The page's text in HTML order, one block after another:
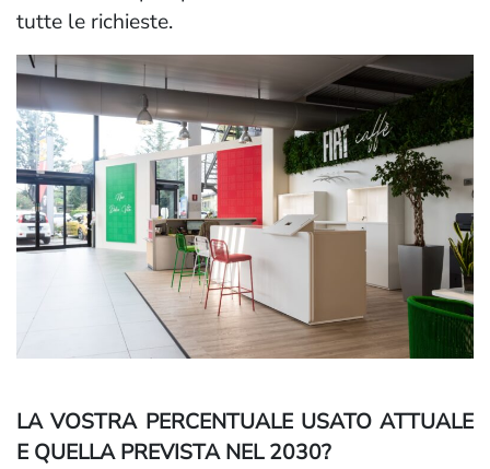
tutte le richieste.
LA VOSTRA PERCENTUALE USATO ATTUALE
E QUELLA PREVISTA NEL 2030?